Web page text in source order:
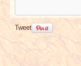
Tweet